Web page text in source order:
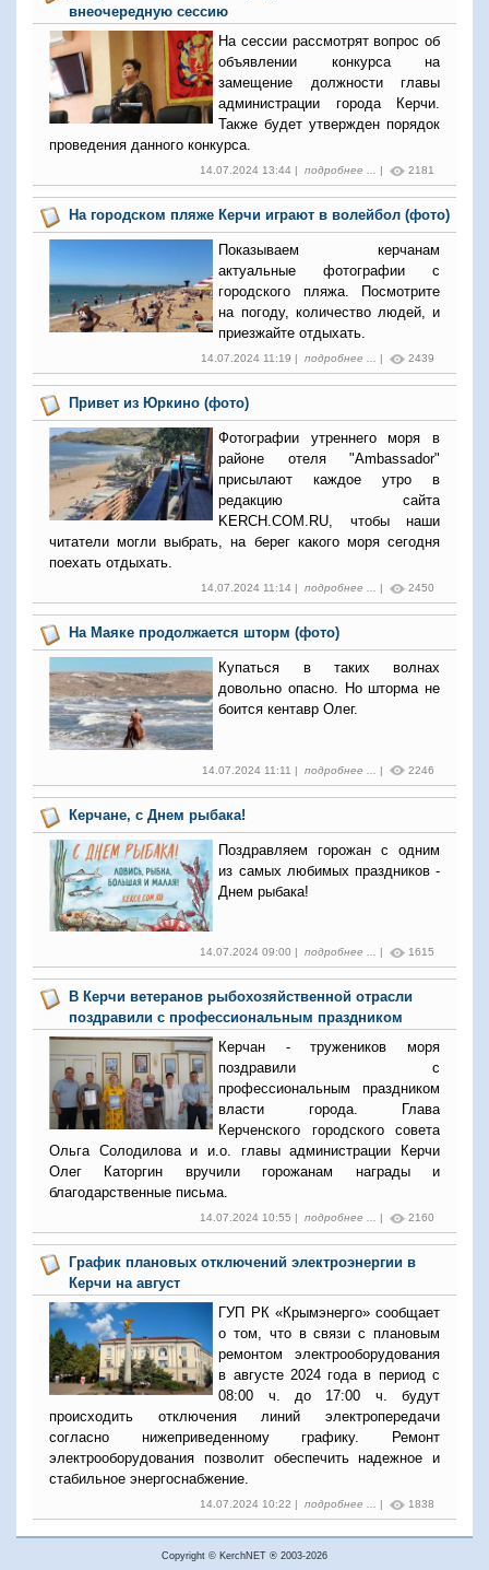
внеочередную сессию
На сессии рассмотрят вопрос об
объявлении конкурса на
замещение должности главы
администрации города Керчи.
Также будет утвержден порядок
проведения данного конкурса.
14.07.2024 13:44 | подробнее ... | 2181
На городском пляже Керчи играют в волейбол (фото)
Показываем керчанам
актуальные фотографии с
городского пляжа. Посмотрите
на погоду, количество людей, и
приезжайте отдыхать.
14.07.2024 11:19 | подробнее ... | 2439
Привет из Юркино (фото)
Фотографии утреннего моря в
районе отеля "Ambassador"
присылают каждое утро в
редакцию сайта
KERCH.COM.RU, чтобы наши
читатели могли выбрать, на берег какого моря сегодня
поехать отдыхать.
14.07.2024 11:14 | подробнее ... | 2450
На Маяке продолжается шторм (фото)
Купаться в таких волнах
довольно опасно. Но шторма не
боится кентавр Олег.
14.07.2024 11:11 | подробнее ... | 2246
Керчане, с Днем рыбака!
Поздравляем горожан с одним
из самых любимых праздников -
Днем рыбака!
14.07.2024 09:00 | подробнее ... | 1615
В Керчи ветеранов рыбохозяйственной отрасли
поздравили с профессиональным праздником
Керчан - тружеников моря
поздравили с
профессиональным праздником
власти города. Глава
Керченского городского совета
Ольга Солодилова и и.о. главы администрации Керчи
Олег Каторгин вручили горожанам награды и
благодарственные письма.
14.07.2024 10:55 | подробнее ... | 2160
График плановых отключений электроэнергии в
Керчи на август
ГУП РК «Крымэнерго» сообщает
о том, что в связи с плановым
ремонтом электрооборудования
в августе 2024 года в период с
08:00 ч. до 17:00 ч. будут
происходить отключения линий электропередачи
согласно нижеприведенному графику. Ремонт
электрооборудования позволит обеспечить надежное и
стабильное энергоснабжение.
14.07.2024 10:22 | подробнее ... | 1838
Copyright © KerchNET ® 2003-2026